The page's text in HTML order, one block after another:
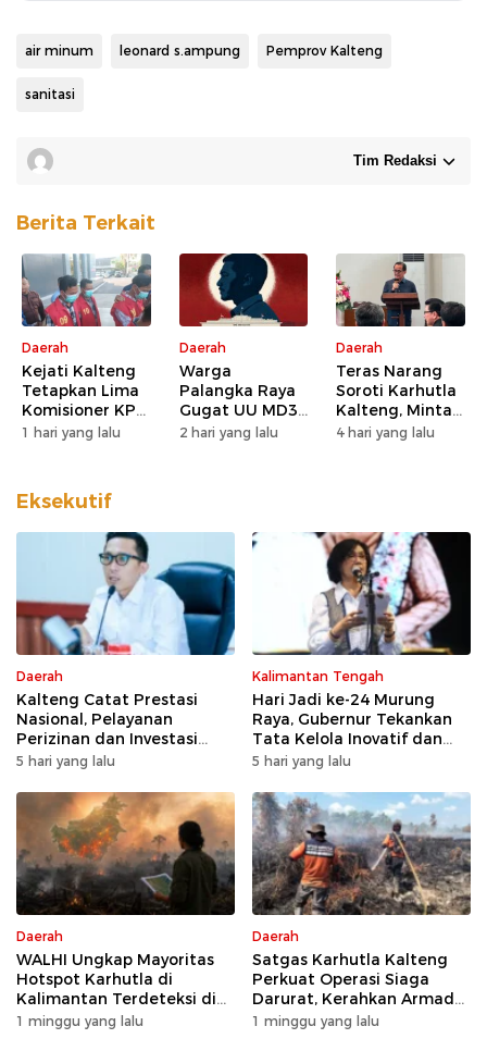
air minum leonard s.ampung Pemprov Kalteng
sanitasi
Tim Redaksi
Berita Terkait
Daerah
Kejati Kalteng
Tetapkan Lima
Komisioner KPU
Kotim sebagai
1 hari yang lalu
Daerah
Warga
Palangka Raya
Gugat UU MD3
dan UU P3 ke
2 hari yang lalu
Daerah
Teras Narang
Soroti Karhutla
Kalteng, Minta
Pengawasan
4 hari yang lalu
Eksekutif
Daerah
Kalteng Catat Prestasi
Nasional, Pelayanan
Perizinan dan Investasi
Raih Predikat Sangat Baik
5 hari yang lalu
Kalimantan Tengah
Hari Jadi ke-24 Murung
Raya, Gubernur Tekankan
Tata Kelola Inovatif dan
Kesiapsiagaan Karhutla
5 hari yang lalu
Daerah
WALHI Ungkap Mayoritas
Hotspot Karhutla di
Kalimantan Terdeteksi di
Area Konsesi
1 minggu yang lalu
Daerah
Satgas Karhutla Kalteng
Perkuat Operasi Siaga
Darurat, Kerahkan Armada
Udara dan Darat
1 minggu yang lalu